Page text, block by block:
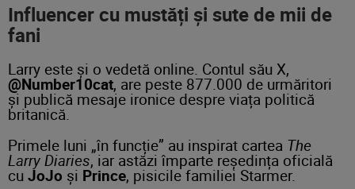
Influencer cu mustăți și sute de mii de
fani
Larry este și o vedetă online. Contul său X,
@Number10cat, are peste 877.000 de urmăritori
și publică mesaje ironice despre viața politică
britanică.
Primele luni „în funcție” au inspirat cartea The
Larry Diaries, iar astăzi împarte reședința oficială
cu JoJo și Prince, pisicile familiei Starmer.